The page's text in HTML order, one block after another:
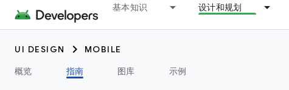
基本知识 设计和规划
UI DESIGN
MOBILE
概览
指南 图库 示例